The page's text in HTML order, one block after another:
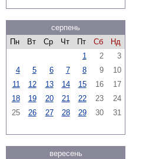
серпень
Пн
Вт Ср Чт Пт Сб
Нд
1
2
3
4
5 6 7 8 9
10
11
12 13 14 15 16
17
18
19 20 21 22 23
24
25
26 27 28 29 30 31
вересень